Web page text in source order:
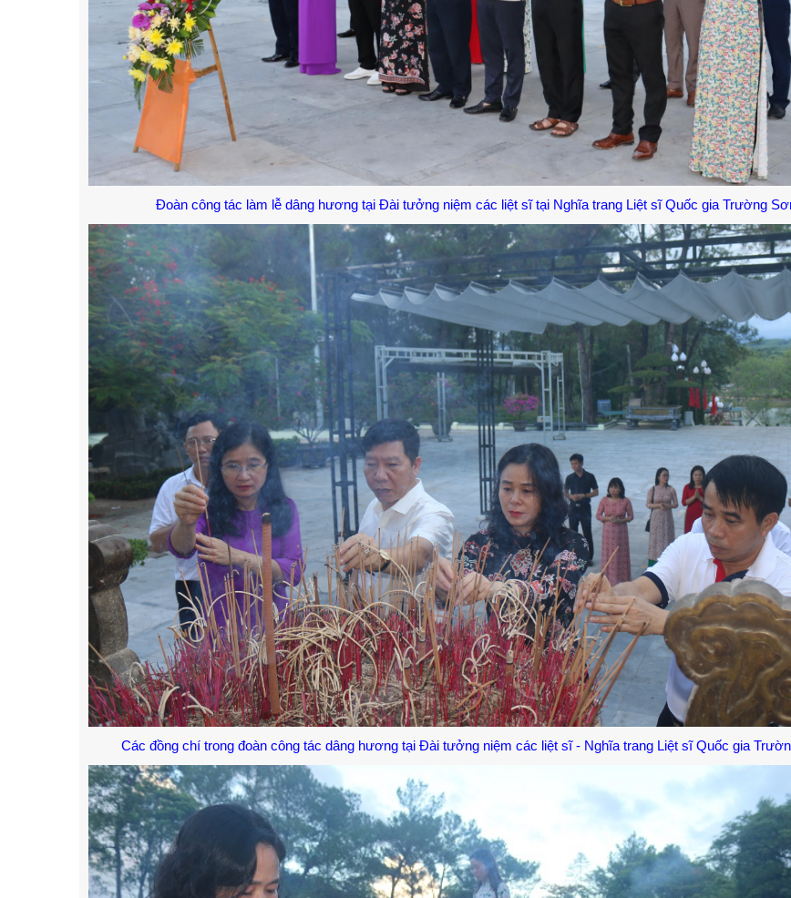
Đoàn công tác làm lễ dâng hương tại Đài tưởng niệm các liệt sĩ tại Nghĩa trang Liệt sĩ Quốc gia Trường
Các đồng chí trong đoàn công tác dâng hương tại Đài tưởng niệm các liệt sĩ - Nghĩa trang Liệt sĩ Quốc gia